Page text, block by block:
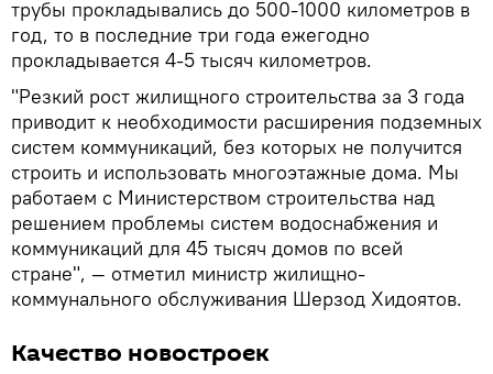
трубы прокладывались до 500-1000 километров в
год, то в последние три года ежегодно
прокладывается 4-5 тысяч километров.
"Резкий рост жилищного строительства за 3 года
приводит к необходимости расширения подземных
систем коммуникаций, без которых не получится
строить и использовать многоэтажные дома. Мы
работаем с Министерством строительства над
решением проблемы систем водоснабжения и
коммуникаций для 45 тысяч домов по всей
стране", — отметил министр жилищно-
коммунального обслуживания Шерзод Хидоятов.
Качество новостроек